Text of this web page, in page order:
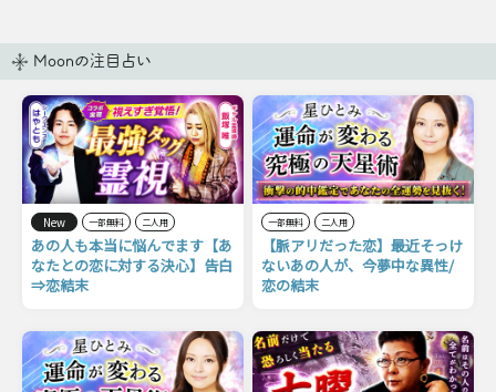
Moonの注目占い
New 一部無料 二人用
あの人も本当に悩んでます【あ
なたとの恋に対する決心】告白
⇒恋結末
一部無料 二人用
【脈アリだった恋】最近そっけ
ないあの人が、今夢中な異性/
恋の結末